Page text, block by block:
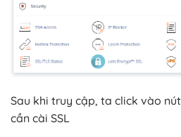
Sau khi truy cập, ta click vào nút
cần cài SSL